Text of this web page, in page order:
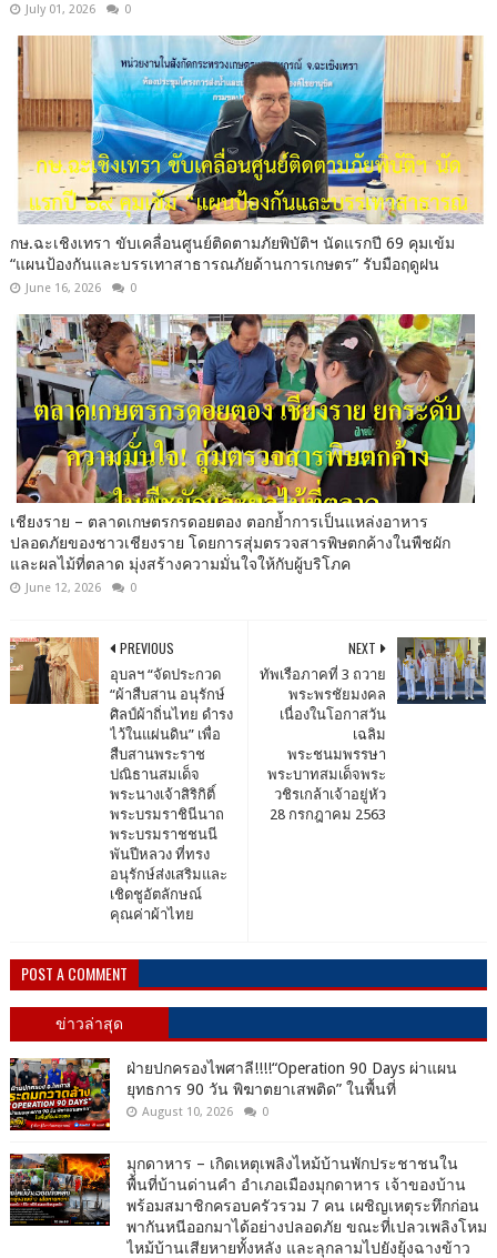
July 01, 2026 0
กษ.ฉะเชิงเทรา ขับเคลื่อนศูนย์ติดตามภัยพิบัติฯ นัดแรกปี 69 คุมเข้ม
“แผนป้องกันและบรรเทาสาธารณภัยด้านการเกษตร” รับมือฤดูฝน
June 16, 2026 0
เชียงราย – ตลาดเกษตรกรดอยตอง ตอกย้ำการเป็นแหล่งอาหาร
ปลอดภัยของชาวเชียงราย โดยการสุ่มตรวจสารพิษตกค้างในพืชผัก
และผลไม้ที่ตลาด มุ่งสร้างความมั่นใจให้กับผู้บริโภค
June 12, 2026 0
NEXT
ทัพเรือภาคที่ 3 ถวาย
พระพรชัยมงคล
เนื่องในโอกาสวัน
เฉลิม
พระชนมพรรษา
พระบาทสมเด็จพระ
วชิรเกล้าเจ้าอยู่หัว
28 กรกฎาคม 2563
PREVIOUS
อุบลฯ “จัดประกวด
“ผ้าสืบสาน อนุรักษ์
ศิลป์ผ้าถิ่นไทย ดำรง
ไว้ในแผ่นดิน” เพื่อ
สืบสานพระราช
ปณิธานสมเด็จ
พระนางเจ้าสิริกิติ์
พระบรมราชินีนาถ
พระบรมราชชนนี
พันปีหลวง ที่ทรง
อนุรักษ์ส่งเสริมและ
เชิดชูอัตลักษณ์
คุณค่าผ้าไทย
POST A COMMENT
ข่าวล่าสุด
ฝ่ายปกครองไพศาลี!!!!“Operation 90 Days ผ่าแผน
ยุทธการ 90 วัน พิฆาตยาเสพติด” ในพื้นที่
August 10, 2026 0
มุกดาหาร – เกิดเหตุเพลิงไหม้บ้านพักประชาชนใน
พื้นที่บ้านด่านคำ อำเภอเมืองมุกดาหาร เจ้าของบ้าน
พร้อมสมาชิกครอบครัวรวม 7 คน เผชิญเหตุระทึกก่อน
พากันหนีออกมาได้อย่างปลอดภัย ขณะที่เปลวเพลิงโหม
ไหม้บ้านเสียหายทั้งหลัง และลุกลามไปยังยุ้งฉางข้าว